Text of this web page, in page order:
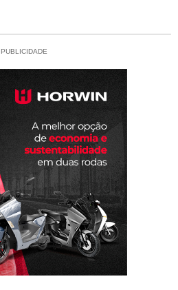
PUBLICIDADE